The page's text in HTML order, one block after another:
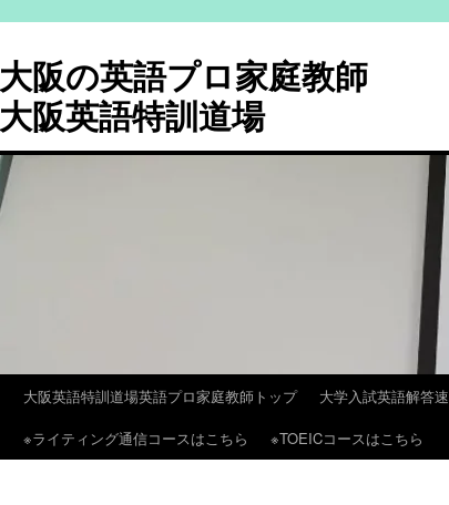
大阪の英語プロ家庭教師
大阪英語特訓道場
大阪英語特訓道場英語プロ家庭教師トップ 大学入試英語解答
※ライティング通信コースはこちら
※TOEICコースは